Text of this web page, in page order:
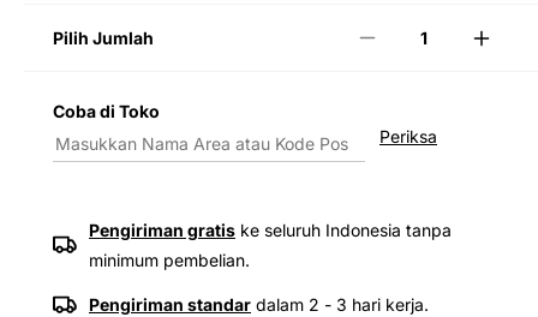
Pilih Jumlah
Kurangi
Levi&#39;s®
Men&#39;s
Jeans
Coba di Toko
Periksa
Pengiriman gratis ke seluruh Indonesia tanpa
minimum pembelian.
Pengiriman standar dalam 2 - 3 hari kerja.